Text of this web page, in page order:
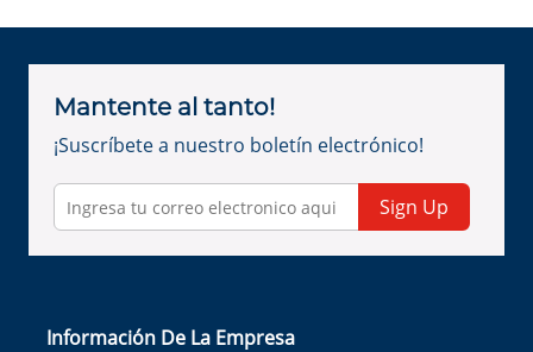
Mantente al tanto!
¡Suscríbete a nuestro boletín electrónico!
Sign Up
Información De La Empresa